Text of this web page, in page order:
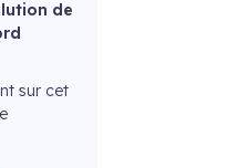
de
sur cet